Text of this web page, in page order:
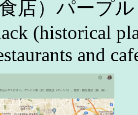
店）パープ
(historical
and